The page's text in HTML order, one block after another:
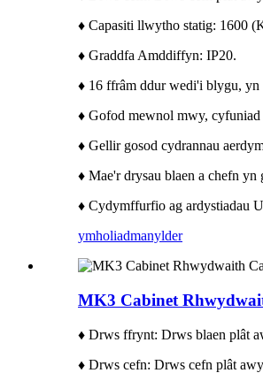
♦ Capasiti llwytho statig: 1600
♦ Graddfa Amddiffyn: IP20.
♦ 16 ffrâm ddur wedi'i blygu,
♦ Gofod mewnol mwy, cyfuniad
♦ Gellir gosod cydrannau
♦ Mae'r drysau blaen a chefn
♦ Cydymffurfio ag ardystiadau
ymholiadmanylder
MK3 Cabinet
♦ Drws ffrynt: Drws blaen plât
♦ Drws cefn: Drws cefn plât